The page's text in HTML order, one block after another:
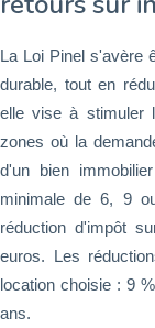
La Loi Pinel s'avère
durable, tout en
elle vise à stimuler
zones où la
d'un bien
minimale de 6, 9
réduction d'impôt
euros. Les
location choisie : 9
ans.